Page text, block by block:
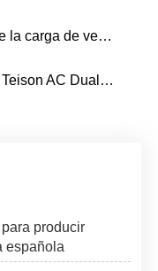
vehículos eléctricos?
EV en Rusia, 2024
producir
española